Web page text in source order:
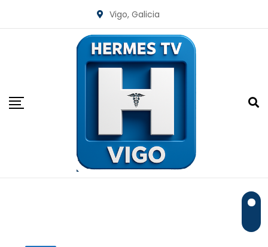
Vigo, Galicia